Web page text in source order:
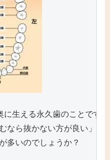
生える永久歯のことです。
なら抜かない方が良い」
多いのでしょうか？